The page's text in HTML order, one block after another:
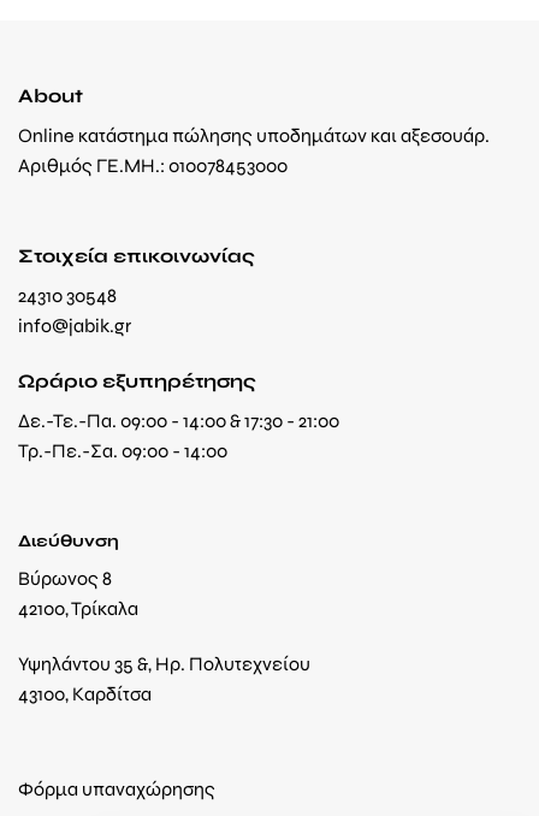
About
Online κατάστημα πώλησης υποδημάτων και αξεσουάρ.
Αριθμός ΓΕ.ΜΗ.: 010078453000
Στοιχεία επικοινωνίας
24310 30548
info@jabik.gr
Ωράριο εξυπηρέτησης
Δε.-Τε.-Πα. 09:00 - 14:00 & 17:30 - 21:00
Τρ.-Πε.-Σα. 09:00 - 14:00
Διεύθυνση
Βύρωνος 8
42100, Τρίκαλα
Υψηλάντου 35 &, Ηρ. Πολυτεχνείου
43100, Καρδίτσα
Φόρμα υπαναχώρησης